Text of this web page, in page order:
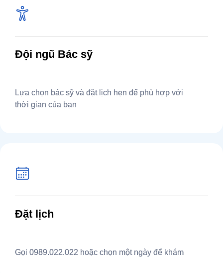
Đội ngũ Bác sỹ
Lựa chọn bác sỹ và đặt lịch hẹn để phù hợp với
thời gian của bạn
Đặt lịch
Gọi 0989.022.022 hoặc chọn một ngày để khám